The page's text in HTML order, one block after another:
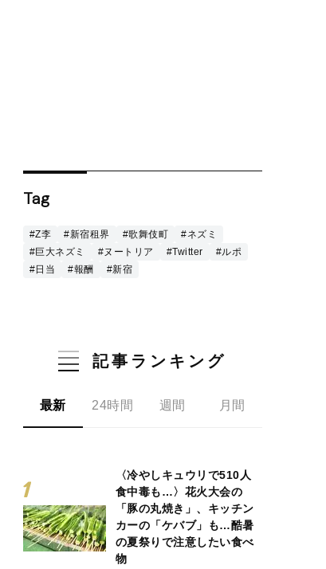
Tag
#Z李 #新宿租界 #歌舞伎町
#ネズミ
#巨大ネズミ
#ヌートリア #Twitter
#ルポ
#日当
#報酬 #新宿
記事ランキング
最新 24時間 週間 月間
〈冷やしキュウリで510人
食中毒も…〉花火大会の
「豚の丸焼き」、キッチン
カーの「ケバブ」も…酷暑
の夏祭りで注意したい食べ
物